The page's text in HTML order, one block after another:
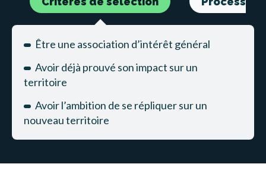
Être une association d’intérêt général
Avoir déjà prouvé son impact sur un
territoire
Avoir l’ambition de se répliquer sur un
nouveau territoire